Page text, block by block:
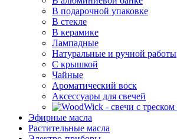
В подарочной упаковке
В стекле
В керамике
Лампадные
Натуральные и ручной работы
С крышкой
Чайные
Ароматический воск
Аксессуары для свечей
Эфирные масла
Растительные масла